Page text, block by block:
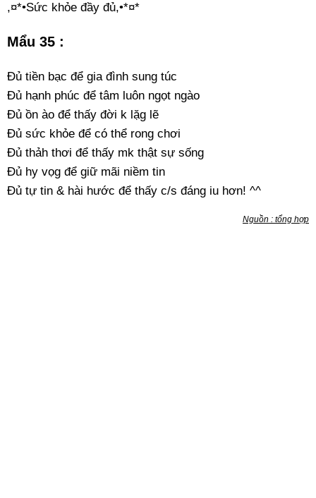
,¤*•Sức khỏe đầy đủ,•*¤*
Mẩu 35 :
Đủ tiền bạc để gia đình sung túc
Đủ hạnh phúc để tâm luôn ngọt ngào
Đủ ồn ào để thấy đời k lặg lẽ
Đủ sức khỏe để có thể rong chơi
Đủ thảh thơi để thấy mk thật sự sống
Đủ hy vọg để giữ mãi niềm tin
Đủ tự tin & hài hước để thấy c/s đáng iu hơn! ^^
Nguồn : tổng hợp